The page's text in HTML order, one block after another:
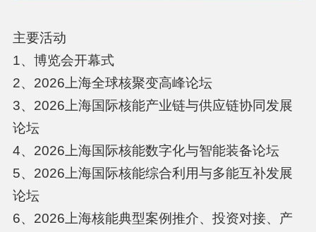
主要活动
1、博览会开幕式
2、2026上海全球核聚变高峰论坛
3、2026上海国际核能产业链与供应链协同发展
论坛
4、2026上海国际核能数字化与智能装备论坛
5、2026上海国际核能综合利用与多能互补发展
论坛
6、2026上海核能典型案例推介、投资对接、产